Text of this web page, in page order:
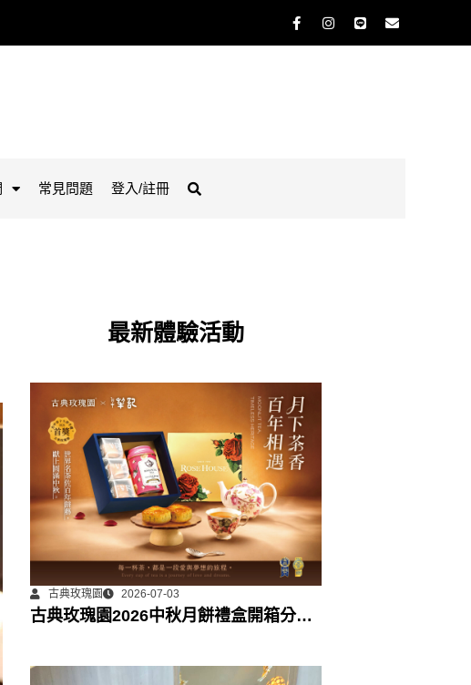
常見問題 登入/註冊
最新體驗活動
古典玫瑰園 2026-07-03
古典玫瑰園2026中秋月餅禮盒開箱分享 /